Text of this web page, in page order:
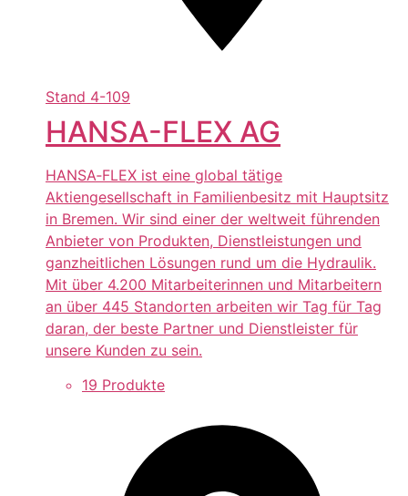
Stand 4-109
HANSA-FLEX AG
HANSA‑FLEX ist eine global tätige
Aktiengesellschaft in Familienbesitz mit Hauptsitz
in Bremen. Wir sind einer der weltweit führenden
Anbieter von Produkten, Dienstleistungen und
ganzheitlichen Lösungen rund um die Hydraulik.
Mit über 4.200 Mitarbeiterinnen und Mitarbeitern
an über 445 Standorten arbeiten wir Tag für Tag
daran, der beste Partner und Dienstleister für
unsere Kunden zu sein.
19 Produkte